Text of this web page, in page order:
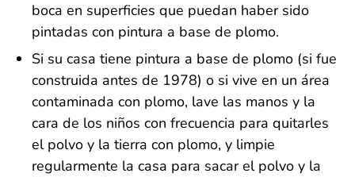
boca en superficies que puedan haber sido
pintadas con pintura a base de plomo.
Si su casa tiene pintura a base de plomo (si fue
construida antes de 1978) o si vive en un área
contaminada con plomo, lave las manos y la
cara de los niños con frecuencia para quitarles
el polvo y la tierra con plomo, y limpie
regularmente la casa para sacar el polvo y la